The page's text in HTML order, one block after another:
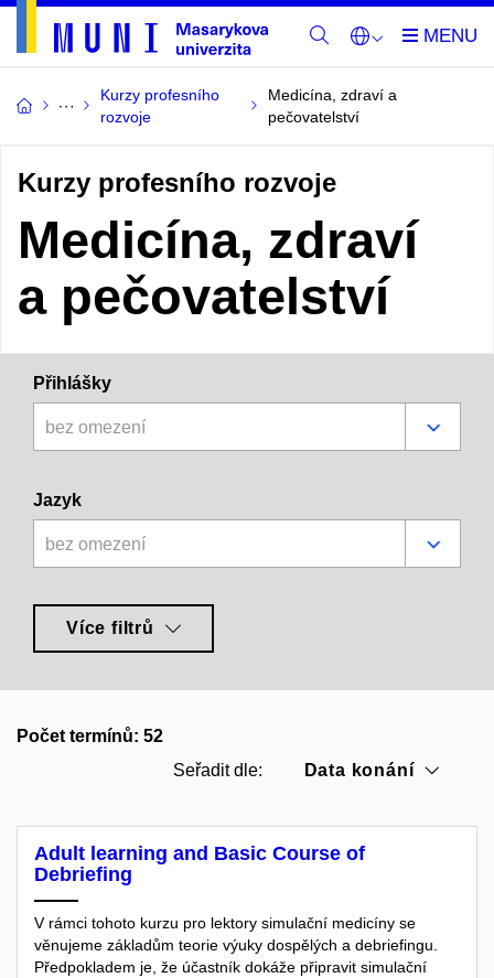
Kurzy profesního
rozvoje
Medicína, zdraví a
pečovatelství
Kurzy profesního rozvoje
Medicína, zdraví
a pečovatelství
Přihlášky
bez omezení
Jazyk
bez omezení
Více filtrů
Počet termínů: 52
Seřadit dle:
Data konání
Adult learning and Basic Course of
Debriefing
V rámci tohoto kurzu pro lektory simulační medicíny se
věnujeme základům teorie výuky dospělých a debriefingu.
Předpokladem je, že účastník dokáže připravit simulační